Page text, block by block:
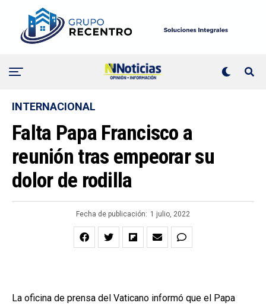
INTERNACIONAL
Falta Papa Francisco a
reunión tras empeorar su
dolor de rodilla
Fecha de publicación: 1 julio, 2022
La oficina de prensa del Vaticano informó que el Papa